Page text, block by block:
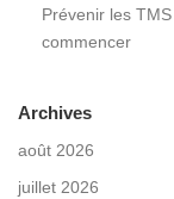
Prévenir les
commencer
Archives
août 2026
juillet 2026